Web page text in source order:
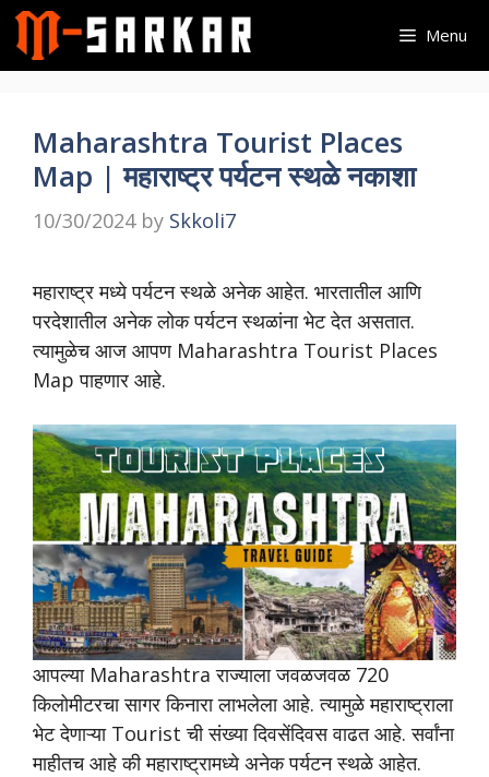
Skip
to
content
Menu
Maharashtra Tourist Places
Map | महाराष्ट्र पर्यटन स्थळे नकाशा
10/30/2024 by Skkoli7
महाराष्ट्र मध्ये पर्यटन स्थळे अनेक आहेत. भारतातील आणि
परदेशातील अनेक लोक पर्यटन स्थळांना भेट देत असतात.
त्यामुळेच आज आपण Maharashtra Tourist Places
Map पाहणार आहे.
आपल्या Maharashtra राज्याला जवळजवळ 720
किलोमीटरचा सागर किनारा लाभलेला आहे. त्यामुळे महाराष्ट्राला
भेट देणाऱ्या Tourist ची संख्या दिवसेंदिवस वाढत आहे. सर्वांना
माहीतच आहे की महाराष्ट्रामध्ये अनेक पर्यटन स्थळे आहेत.